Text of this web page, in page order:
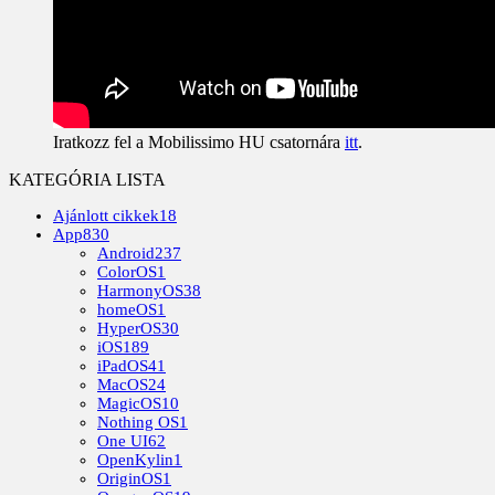
Iratkozz fel a Mobilissimo HU csatornára itt.
KATEGÓRIA LISTA
Ajánlott cikkek18
App830
Android237
ColorOS1
HarmonyOS38
homeOS1
HyperOS30
iOS189
iPadOS41
MacOS24
MagicOS10
Nothing OS1
One UI62
OpenKylin1
OriginOS1